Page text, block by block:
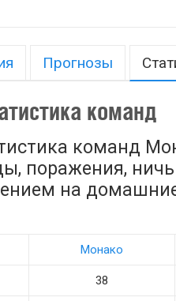
Прогнозы
команд
команд
поражения,
на
Монако
38